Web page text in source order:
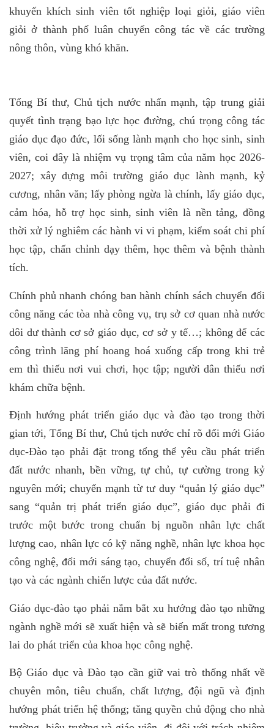
khuyến khích sinh viên tốt nghiệp loại giỏi, giáo viên
giỏi ở thành phố luân chuyển công tác về các trường
nông thôn, vùng khó khăn.
Tổng Bí thư, Chủ tịch nước nhấn mạnh, tập trung giải
quyết tình trạng bạo lực học đường, chú trọng công tác
giáo dục đạo đức, lối sống lành mạnh cho học sinh, sinh
viên, coi đây là nhiệm vụ trọng tâm của năm học 2026-
2027; xây dựng môi trường giáo dục lành mạnh, kỷ
cương, nhân văn; lấy phòng ngừa là chính, lấy giáo dục,
cảm hóa, hỗ trợ học sinh, sinh viên là nền tảng, đồng
thời xử lý nghiêm các hành vi vi phạm, kiểm soát chi phí
học tập, chấn chỉnh dạy thêm, học thêm và bệnh thành
tích.
Chính phủ nhanh chóng ban hành chính sách chuyển đổi
công năng các tòa nhà công vụ, trụ sở cơ quan nhà nước
dôi dư thành cơ sở giáo dục, cơ sở y tế…; không để các
công trình lãng phí hoang hoá xuống cấp trong khi trẻ
em thì thiếu nơi vui chơi, học tập; người dân thiếu nơi
khám chữa bệnh.
Định hướng phát triển giáo dục và đào tạo trong thời
gian tới, Tổng Bí thư, Chủ tịch nước chỉ rõ đổi mới Giáo
dục-Đào tạo phải đặt trong tổng thể yêu cầu phát triển
đất nước nhanh, bền vững, tự chủ, tự cường trong kỷ
nguyên mới; chuyển mạnh từ tư duy “quản lý giáo dục”
sang “quản trị phát triển giáo dục”, giáo dục phải đi
trước một bước trong chuẩn bị nguồn nhân lực chất
lượng cao, nhân lực có kỹ năng nghề, nhân lực khoa học
công nghệ, đổi mới sáng tạo, chuyển đổi số, trí tuệ nhân
tạo và các ngành chiến lược của đất nước.
Giáo dục-đào tạo phải nắm bắt xu hướng đào tạo những
ngành nghề mới sẽ xuất hiện và sẽ biến mất trong tương
lai do phát triển của khoa học công nghệ.
Bộ Giáo dục và Đào tạo cần giữ vai trò thống nhất về
chuyên môn, tiêu chuẩn, chất lượng, đội ngũ và định
hướng phát triển hệ thống; tăng quyền chủ động cho nhà